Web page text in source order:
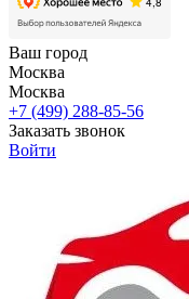
Ваш город
Москва
Москва
+7 (499) 288-85-56
Заказать звонок
Войти